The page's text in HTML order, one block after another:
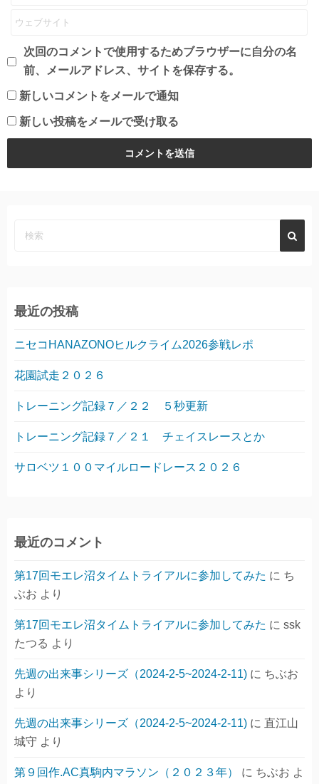
次回のコメントで使用するためブラウザーに自分の名
前、メールアドレス、サイトを保存する。
新しいコメントをメールで通知
新しい投稿をメールで受け取る
最近の投稿
ニセコHANAZONOヒルクライム2026参戦レポ
花園試走２０２６
トレーニング記録７／２２ ５秒更新
トレーニング記録７／２１ チェイスレースとか
サロベツ１００マイルロードレース２０２６
最近のコメント
第17回モエレ沼タイムトライアルに参加してみた に ち
ぶお より
第17回モエレ沼タイムトライアルに参加してみた に ssk
たつる より
先週の出来事シリーズ（2024-2-5~2024-2-11) に ちぶお
より
先週の出来事シリーズ（2024-2-5~2024-2-11) に 直江山
城守 より
第９回作.AC真駒内マラソン（２０２３年） に ちぶお よ